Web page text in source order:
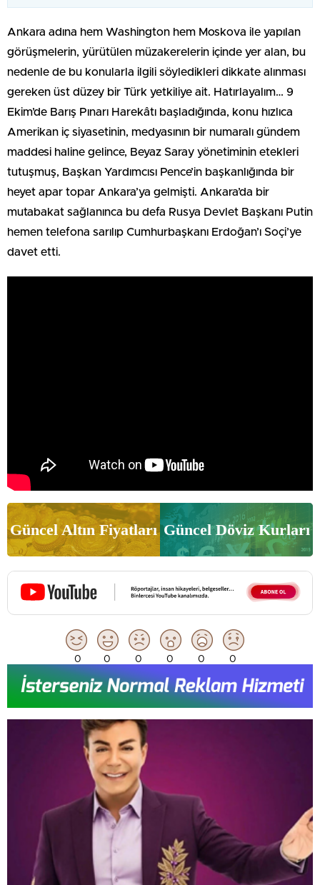
Ankara adına hem Washington hem Moskova ile yapılan
görüşmelerin, yürütülen müzakerelerin içinde yer alan, bu
nedenle de bu konularla ilgili söyledikleri dikkate alınması
gereken üst düzey bir Türk yetkiliye ait. Hatırlayalım… 9
Ekim’de Barış Pınarı Harekâtı başladığında, konu hızlıca
Amerikan iç siyasetinin, medyasının bir numaralı gündem
maddesi haline gelince, Beyaz Saray yönetiminin etekleri
tutuşmuş, Başkan Yardımcısı Pence’in başkanlığında bir
heyet apar topar Ankara’ya gelmişti. Ankara’da bir
mutabakat sağlanınca bu defa Rusya Devlet Başkanı Putin
hemen telefona sarılıp Cumhurbaşkanı Erdoğan’ı Soçi’ye
davet etti.
Güncel Altın Fiyatları Güncel Döviz Kurları
0 0 0 0 0 0